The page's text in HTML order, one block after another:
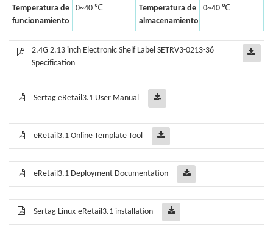
Temperatura de
funcionamiento
0~40 ℃
Temperatura de
almacenamiento
0~40 ℃
2.4G 2.13 inch Electronic Shelf Label SETRV3-0213-36
Specification
Sertag eRetail3.1 User Manual
eRetail3.1 Online Template Tool
eRetail3.1 Deployment Documentation
Sertag Linux-eRetail3.1 installation